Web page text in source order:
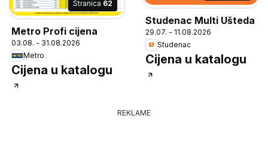
Stranica 62
Metro Profi cijena
03.08. - 31.08.2026
Metro
Cijena u katalogu
Studenac Multi Ušteda
29.07. - 11.08.2026
Studenac
Cijena u katalogu
REKLAME